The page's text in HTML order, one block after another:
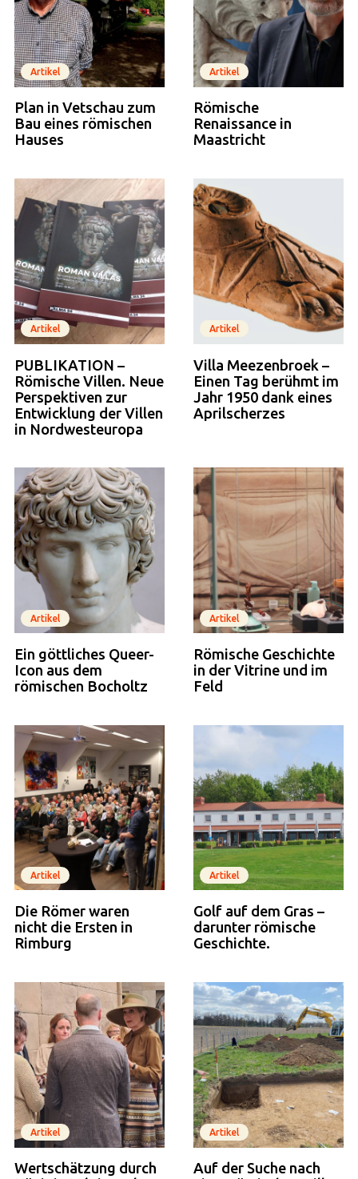
Artikel
Plan in Vetschau zum
Bau eines römischen
Hauses
Artikel
Römische
Renaissance in
Maastricht
Artikel
PUBLIKATION –
Römische Villen. Neue
Perspektiven zur
Entwicklung der Villen
in Nordwesteuropa
Artikel
Villa Meezenbroek –
Einen Tag berühmt im
Jahr 1950 dank eines
Aprilscherzes
Artikel
Ein göttliches Queer-
Icon aus dem
römischen Bocholtz
Artikel
Römische Geschichte
in der Vitrine und im
Feld
Artikel
Die Römer waren
nicht die Ersten in
Rimburg
Artikel
Golf auf dem Gras –
darunter römische
Geschichte.
Artikel
Wertschätzung durch
Artikel
Auf der Suche nach